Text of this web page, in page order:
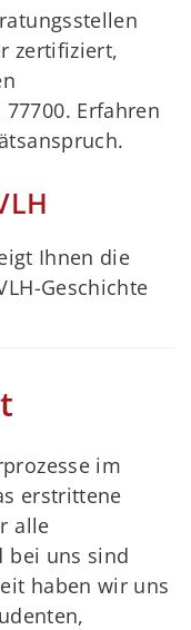
zertifiziert,
Erfahren
Ihnen die
Geschichte
im
erstrittene
alle
bei uns sind
haben wir uns